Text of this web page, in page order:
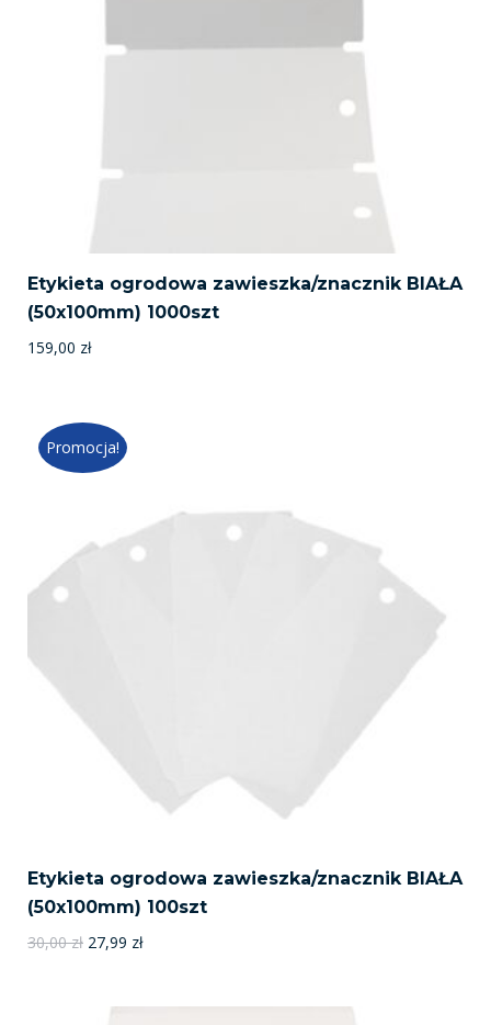
Etykieta ogrodowa zawieszka/znacznik BIAŁA
(50x100mm) 1000szt
159,00 zł
Promocja!
Etykieta ogrodowa zawieszka/znacznik BIAŁA
(50x100mm) 100szt
30,00zł Pierwotna
wynosiła:
27,99 złAktualna
wynosi: